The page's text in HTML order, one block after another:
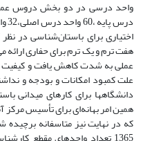
اختیاری برای باستان‌شناسی در
هفت ترم و یک ترم برای حفاری
عملی به شدت کاهش یافت و
علت کمبود امکانات و بودجه و
دانشگاهها برای کارهای میدانی
همین امر بهانه‌ای برای تأسیس
که در نهایت نیز متاسفانه